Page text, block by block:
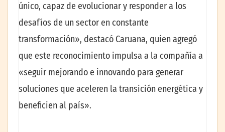
único, capaz de evolucionar y responder a los
desafíos de un sector en constante
transformación», destacó Caruana, quien agregó
que este reconocimiento impulsa a la compañía a
«seguir mejorando e innovando para generar
soluciones que aceleren la transición energética y
beneficien al país».